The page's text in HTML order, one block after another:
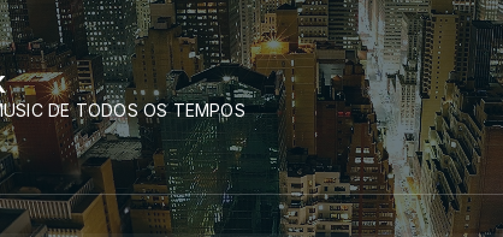
DE TODOS OS TEMPOS